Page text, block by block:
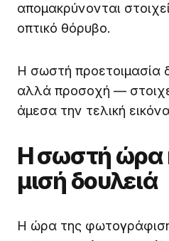
απομακρύνονται
οπτικό θόρυβο.
Η σωστή προετοιμασία
αλλά προσοχή —
άμεσα την τελική
Η σωστή ώρα
μισή δουλειά
Η ώρα της